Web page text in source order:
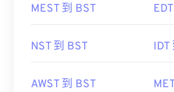
MEST 到 BST
NST 到 BST IDT
AWST 到 BST